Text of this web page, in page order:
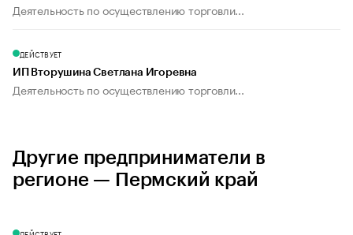
Деятельность по осуществлению торговли...
ДЕЙСТВУЕТ
ИП Вторушина Светлана Игоревна
Деятельность по осуществлению торговли...
Другие предприниматели в
регионе — Пермский край